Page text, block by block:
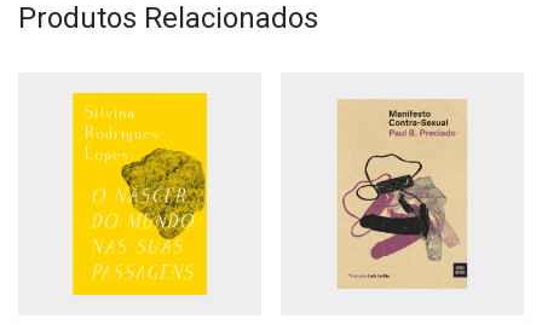
Produtos Relacionados